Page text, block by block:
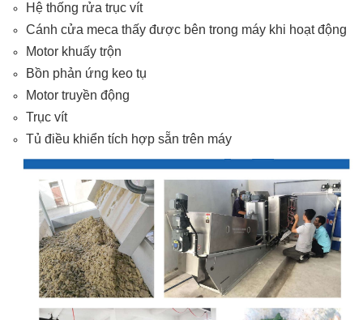
Hệ thống rửa trục vít
Cánh cửa meca thấy được bên trong máy khi hoạt động
Motor khuấy trộn
Bồn phản ứng keo tụ
Motor truyền động
Trục vít
Tủ điều khiển tích hợp sẵn trên máy